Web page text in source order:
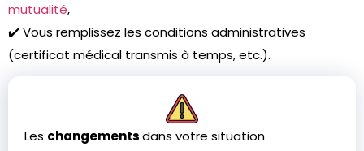
mutualité,
✔️ Vous remplissez les conditions administratives
(certificat médical transmis à temps, etc.).
Les changementsdans votre situation